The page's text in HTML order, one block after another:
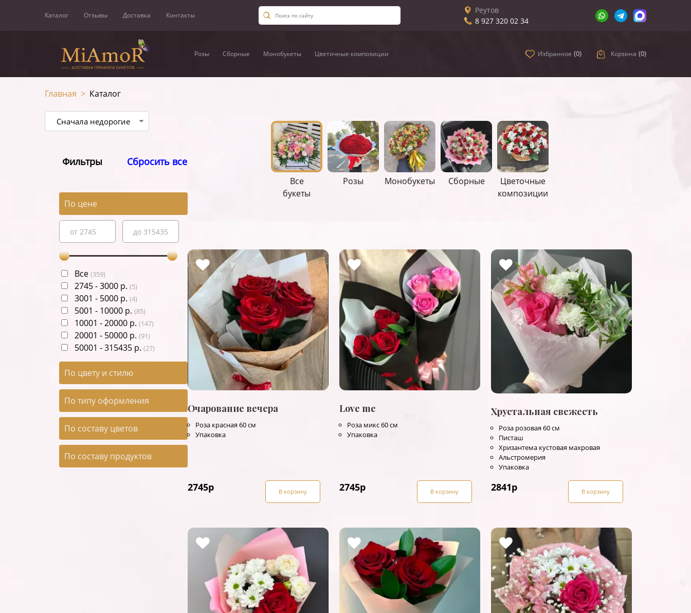
Каталог Отзывы Доставка Контакты
Реутов
8 927 320 02 34
Розы Сборные Монобукеты Цветочные композиции Избранное (0) Корзина (0)
Главная > Каталог
Фильтры Сбросить все
По цене
Все (359)
2745-3000 р.(5)
3001 - 5000 р.(4)
5001 - 10000 р.(85)
10001 -20000 р.(147)
20001 - 50000 р.(91)
50001 -315435 р.(27)
По цвету и стилю
По типу оформления
По составу цветов
По составу продуктов
Все
букеты
Розы Монобукеты Сборные
Цветочные
композиции
Очарование вечера
Роза красная 60 см
Упаковка
2745р В корзину
Love me
Роза микс 60 см
Упаковка
2745р В корзину
Хрустальная свежесть
Роза розовая 60 см
Писташ
Хризантема кустовая махровая
Альстромерия
Упаковка
2841р В корзину